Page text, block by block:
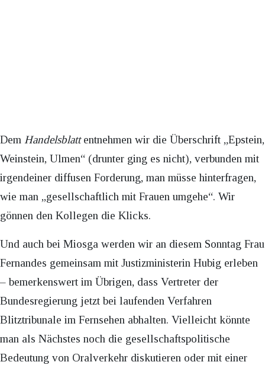
Dem Handelsblattentnehmen wir die Überschrift „Epstein,
Weinstein, Ulmen“ (drunter ging es nicht), verbunden mit
irgendeiner diffusen Forderung, man müsse hinterfragen,
wie man „gesellschaftlich mit Frauen umgehe“. Wir
gönnen den Kollegen die Klicks.
Und auch bei Miosga werden wir an diesem Sonntag Frau
Fernandes gemeinsam mit Justizministerin Hubig erleben
– bemerkenswert im Übrigen, dass Vertreter der
Bundesregierung jetzt bei laufenden Verfahren
Blitztribunale im Fernsehen abhalten. Vielleicht könnte
man als Nächstes noch die gesellschaftspolitische
Bedeutung von Oralverkehr diskutieren oder mit einer